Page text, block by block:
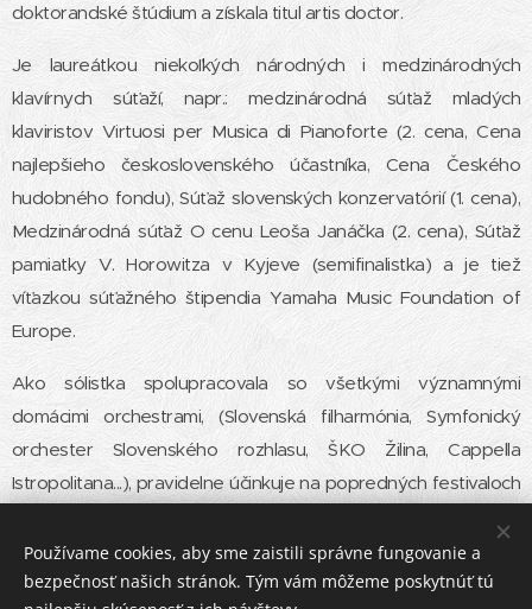
doktorandské štúdium a získala titul artis doctor.
Je laureátkou niekoľkých národných i medzinárodných
klavírnych súťaží, napr.: medzinárodná súťaž mladých
klaviristov Virtuosi per Musica di Pianoforte (2. cena, Cena
najlepšieho československého účastníka, Cena Českého
hudobného fondu), Súťaž slovenských konzervatórií (1. cena),
Medzinárodná súťaž O cenu Leoša Janáčka (2. cena), Súťaž
pamiatky V. Horowitza v Kyjeve (semifinalistka) a je tiež
víťazkou súťažného štipendia Yamaha Music Foundation of
Europe.
Ako sólistka spolupracovala so všetkými významnými
domácimi orchestrami, (Slovenská filharmónia, Symfonický
orchester Slovenského rozhlasu, ŠKO Žilina, Cappella
Istropolitana...), pravidelne účinkuje na popredných festivaloch
televíziu a Slovenský rozhlas.
Jej neustále sa rozširujúci repertoár zahŕňa široké spektrum
Používame cookies, aby sme zaistili správne fungovanie a
bezpečnosť našich stránok. Tým vám môžeme poskytnúť tú